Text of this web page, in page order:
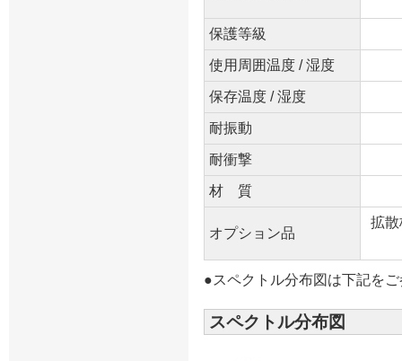
保護等級
使用周囲温度 / 湿度
保存温度 / 湿度
耐振動
耐衝撃
材 質
オプション品
拡
●スペクトル分布図は下記を
スペクトル分布図